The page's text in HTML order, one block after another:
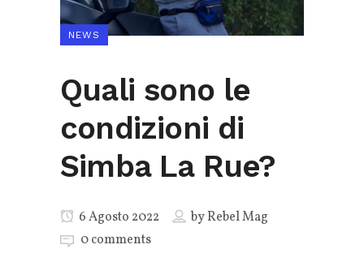
NEWS
Quali sono le
condizioni di
Simba La Rue?
6 Agosto 2022 byRebel Mag
0 comments